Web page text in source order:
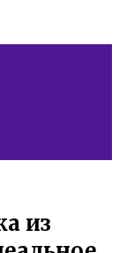
из